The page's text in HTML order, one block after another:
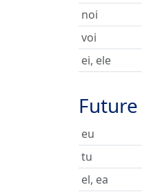
noi
voi
ei, ele
Future
eu
tu
el, ea